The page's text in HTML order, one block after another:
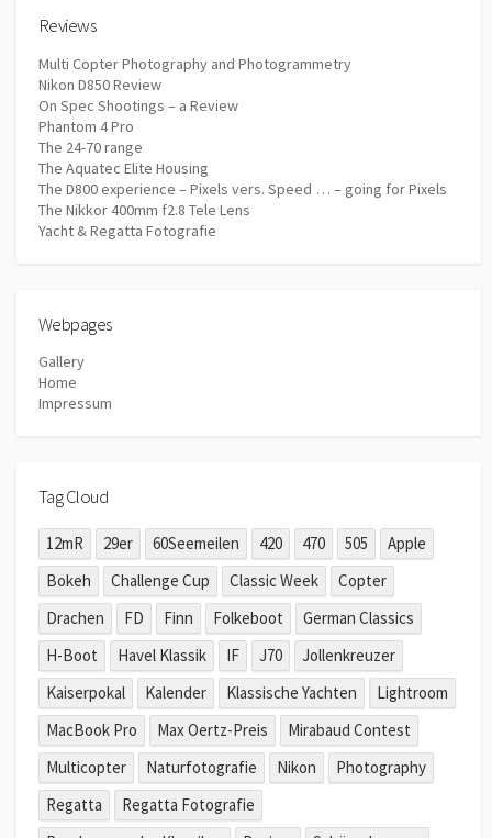
Reviews
Multi Copter Photography and Photogrammetry
Nikon D850 Review
On Spec Shootings – a Review
Phantom 4 Pro
The 24-70 range
The Aquatec Elite Housing
The D800 experience – Pixels vers. Speed … – going for Pixels
The Nikkor 400mm f2.8 Tele Lens
Yacht & Regatta Fotografie
Webpages
Gallery
Home
Impressum
Tag Cloud
12mR 29er 60Seemeilen 420 470 505
Apple
Bokeh
Challenge Cup Classic Week
Copter
Drachen
FD Finn Folkeboot
German Classics
H-Boot
Havel Klassik IF J70
Jollenkreuzer
Kaiserpokal
Kalender Klassische Yachten
Lightroom
MacBook Pro
Max Oertz-Preis
Mirabaud Contest
Multicopter
Naturfotografie Nikon
Photography
Regatta
Regatta Fotografie